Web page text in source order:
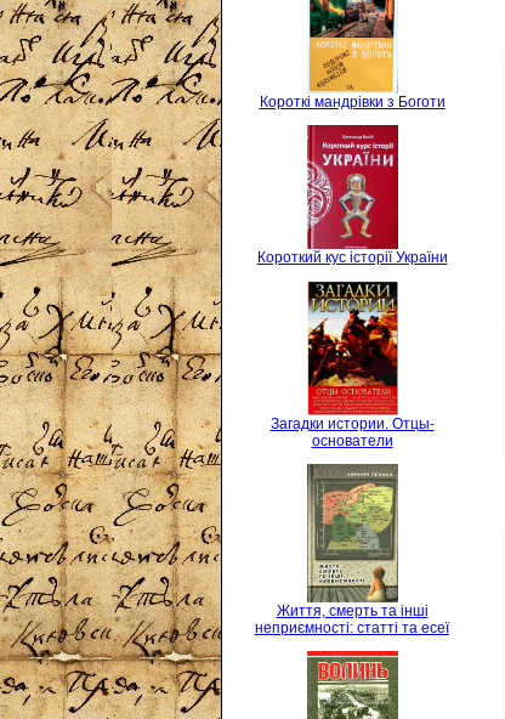
Короткі мандрівки з Боготи
Короткий кус історії України
Загадки истории. Отцы-
основатели
Життя, смерть та інші
неприємності: статті та есеї